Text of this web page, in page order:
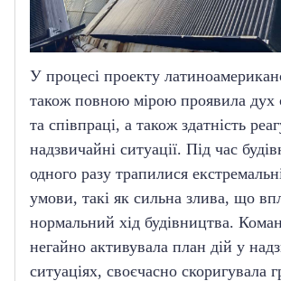
У процесі проекту
також повною мірою проявила дух
та співпраці, а також здатність
надзвичайні ситуації. Під час
одного разу трапилися
умови, такі як сильна злива, що
нормальний хід будівництва.
негайно активувала план дій у
ситуаціях, своєчасно скоригувала